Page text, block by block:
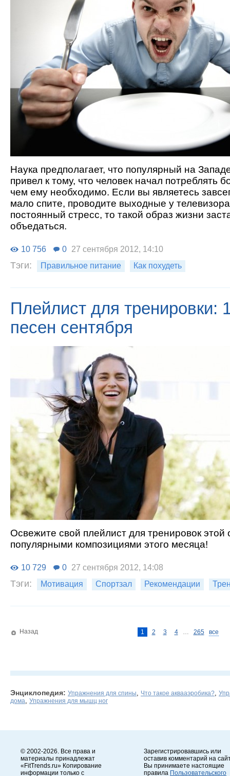
Наука предполагает, что популярный на
привел к тому, что человек начал потреблять
чем ему необходимо. Если вы являетесь
мало спите, проводите выходные у
постоянный стресс, то такой образ жизни
объедаться.
10 756 0 27 сентября 2012, 14:10
Тэги: Правильное питание Как похудеть
Плейлист для тренировки:
песен сентября
Освежите свой плейлист для тренировок
популярными композициями этого месяца!
10 729 0 27 сентября 2012, 14:08
Тэги: Мотивация Спортзал Рекомендации
Назад 1 2 3 4 265 все
Энциклопедия: Упражнения для спины Что такое аквааэробика?
дома
Упражнения для мышц ног
© 2002-2026. Все права и
материалы принадлежат
«FitTrends.ru» Копирование
информации только с
Зарегистрировавшись или
оставив комментарий на
Вы принимаете настоящие
правила Пользовательского